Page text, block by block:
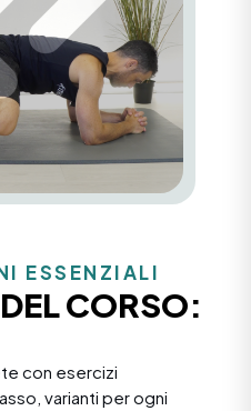
ESSENZIALI
CORSO:
con esercizi
varianti per ogni